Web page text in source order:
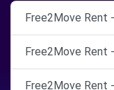
Free2Move Rent
Free2Move Rent
Free2Move Rent